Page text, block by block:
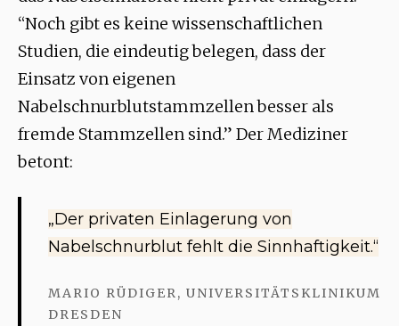
“Noch gibt es keine wissenschaftlichen
Studien, die eindeutig belegen, dass der
Einsatz von eigenen
Nabelschnurblutstammzellen besser als
fremde Stammzellen sind.” Der Mediziner
betont:
„Der privaten Einlagerung von
Nabelschnurblut fehlt die Sinnhaftigkeit.“
MARIO RÜDIGER, UNIVERSITÄTSKLINIKUM
DRESDEN